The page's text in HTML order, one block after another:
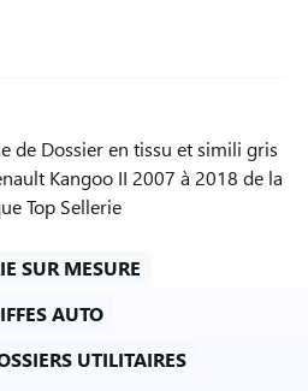
de Dossier en tissu et simili gris
Kangoo II 2007 à 2018 de la
Top Sellerie
SUR MESURE
AUTO
UTILITAIRES